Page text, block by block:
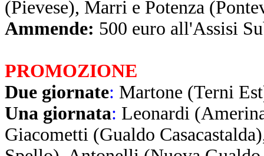
(Pievese), Marri e Potenza
Ammende: 500 euro all'Assisi
PROMOZIONE
Due giornate: Martone (Terni
Una giornata: Leonardi
Giacometti (Gualdo